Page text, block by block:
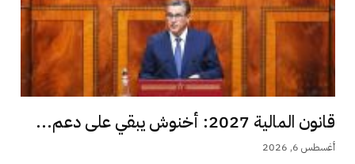
قانون المالية 2027: أخنوش يبقي على دعم...
أغسطس 6, 2026